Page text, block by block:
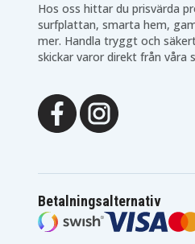
Hos oss hittar du prisvärda
surfplattan, smarta hem,
mer. Handla tryggt och
skickar varor direkt från våra
Betalningsalternativ